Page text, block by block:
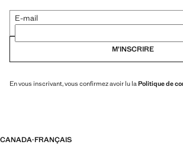
E-mail
M’INSCRIRE
En vous inscrivant, vous confirmez avoir lu la Politique de
CANADA·FRANÇAIS